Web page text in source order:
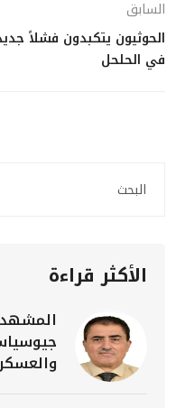
السابق
الحوثيون يتكبدون فشلاً
في الحلحل
الأكثر قراءة